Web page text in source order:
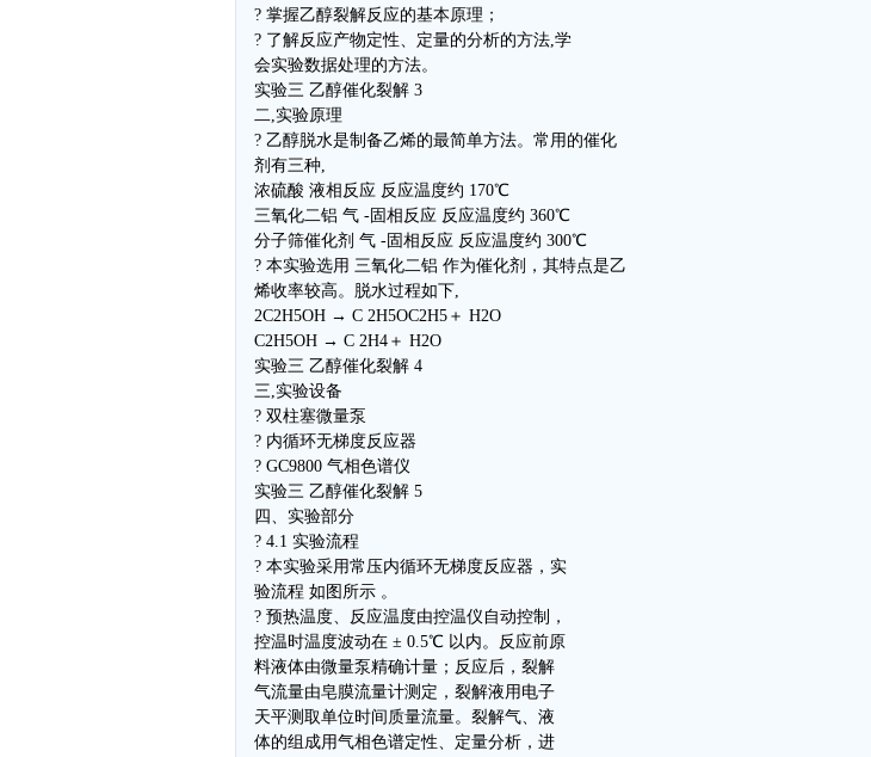
? 掌握乙醇裂解反应的基本原理；
? 了解反应产物定性、定量的分析的方法,学
会实验数据处理的方法。
实验三 乙醇催化裂解 3
二,实验原理
? 乙醇脱水是制备乙烯的最简单方法。常用的催化
剂有三种,
浓硫酸 液相反应 反应温度约 170℃
三氧化二铝 气 -固相反应 反应温度约 360℃
分子筛催化剂 气 -固相反应 反应温度约 300℃
? 本实验选用 三氧化二铝 作为催化剂，其特点是乙
烯收率较高。脱水过程如下,
2C2H5OH → C 2H5OC2H5＋ H2O
C2H5OH → C 2H4＋ H2O
实验三 乙醇催化裂解 4
三,实验设备
? 双柱塞微量泵
? 内循环无梯度反应器
? GC9800 气相色谱仪
实验三 乙醇催化裂解 5
四、实验部分
? 4.1 实验流程
? 本实验采用常压内循环无梯度反应器，实
验流程 如图所示 。
? 预热温度、反应温度由控温仪自动控制，
控温时温度波动在 ± 0.5℃ 以内。反应前原
料液体由微量泵精确计量；反应后，裂解
气流量由皂膜流量计测定，裂解液用电子
天平测取单位时间质量流量。裂解气、液
体的组成用气相色谱定性、定量分析，进